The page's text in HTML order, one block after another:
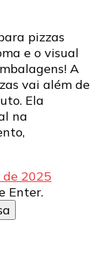
pizzas
e o visual
A
vai além de
Ela
na
de 2025
Enter.